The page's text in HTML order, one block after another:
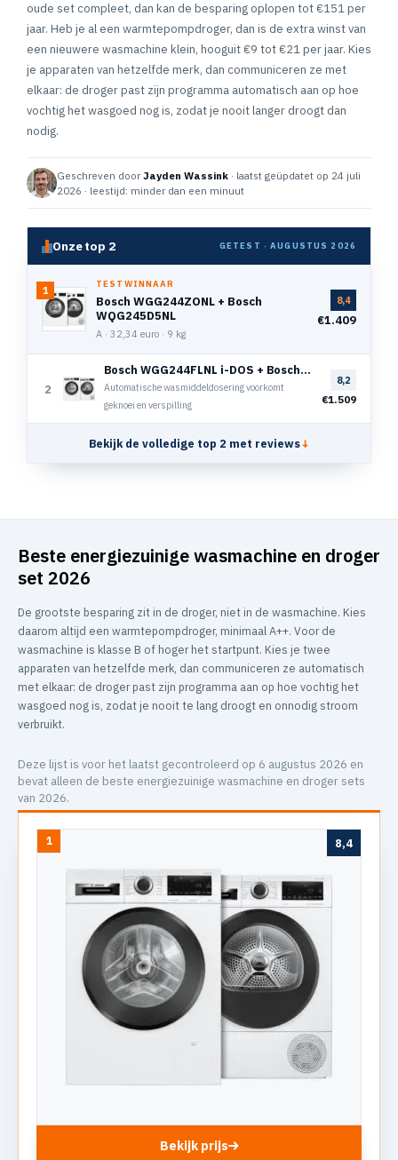
oude set compleet, dan kan de besparing oplopen tot €151 per
jaar. Heb je al een warmtepompdroger, dan is de extra winst van
een nieuwere wasmachine klein, hooguit €9 tot €21 per jaar. Kies
je apparaten van hetzelfde merk, dan communiceren ze met
elkaar: de droger past zijn programma automatisch aan op hoe
vochtig het wasgoed nog is, zodat je nooit langer droogt dan
nodig.
Geschreven door Jayden Wassink · laatst geüpdatet op 24 juli
2026 · leestijd: minder dan een minuut
Onze top 2 GETEST · AUGUSTUS 2026
1
TESTWINNAAR
Bosch WGG244ZONL + Bosch
WQG245D5NL
A · 32,34 euro · 9 kg
8,4
€1.409
2
Bosch WGG244FLNL i-DOS + Bosch WQG233DLNL
Automatische wasmiddeldosering voorkomt
geknoei en verspilling
8,2
€1.509
Bekijk de volledige top 2 met reviews↓
Beste energiezuinige wasmachine en droger
set 2026
De grootste besparing zit in de droger, niet in de wasmachine. Kies
daarom altijd een warmtepompdroger, minimaal A++. Voor de
wasmachine is klasse B of hoger het startpunt. Kies je twee
apparaten van hetzelfde merk, dan communiceren ze automatisch
met elkaar: de droger past zijn programma aan op hoe vochtig het
wasgoed nog is, zodat je nooit te lang droogt en onnodig stroom
verbruikt.
Deze lijst is voor het laatst gecontroleerd op 6 augustus 2026 en
bevat alleen de beste energiezuinige wasmachine en droger sets
van 2026.
1 8,4
Bekijk prijs